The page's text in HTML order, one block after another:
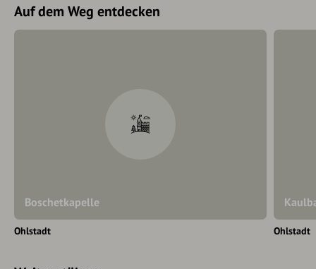
Auf dem Weg entdecken
Boschetkapelle
Ohlstadt Ohlstadt